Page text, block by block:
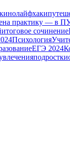
кинолайфхаки
на практику — в
итоговое сочинение
Психология
ЕГЭ 2024
подростки